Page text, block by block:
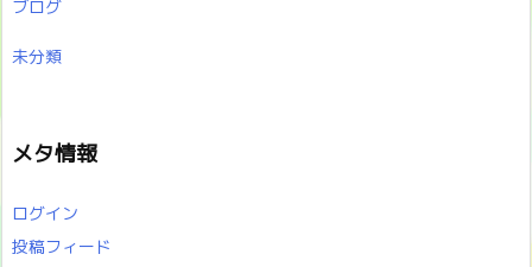
ブログ
未分類
メタ情報
ログイン
投稿フィード